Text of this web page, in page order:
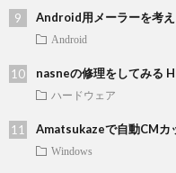
Android用メーラーを考
Android
nasneの修理をしてみる
ハードウェア
Amatsukazeで自動CMカ
Windows